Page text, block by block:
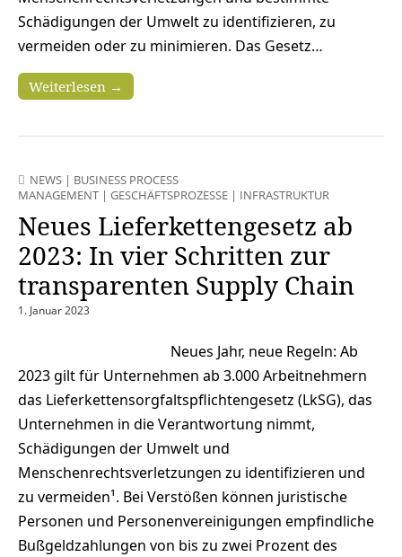
Schädigungen der Umwelt zu identifizieren, zu
vermeiden oder zu minimieren. Das Gesetz…
Weiterlesen →
NEWS | BUSINESS PROCESS
MANAGEMENT | GESCHÄFTSPROZESSE | INFRASTRUKTUR
Neues Lieferkettengesetz ab
2023: In vier Schritten zur
transparenten Supply Chain
1. Januar 2023
Neues Jahr, neue Regeln: Ab
2023 gilt für Unternehmen ab 3.000 Arbeitnehmern
das Lieferkettensorgfaltspflichtengesetz (LkSG), das
Unternehmen in die Verantwortung nimmt,
Schädigungen der Umwelt und
Menschenrechtsverletzungen zu identifizieren und
zu vermeiden¹. Bei Verstößen können juristische
Personen und Personenvereinigungen empfindliche
Bußgeldzahlungen von bis zu zwei Prozent des